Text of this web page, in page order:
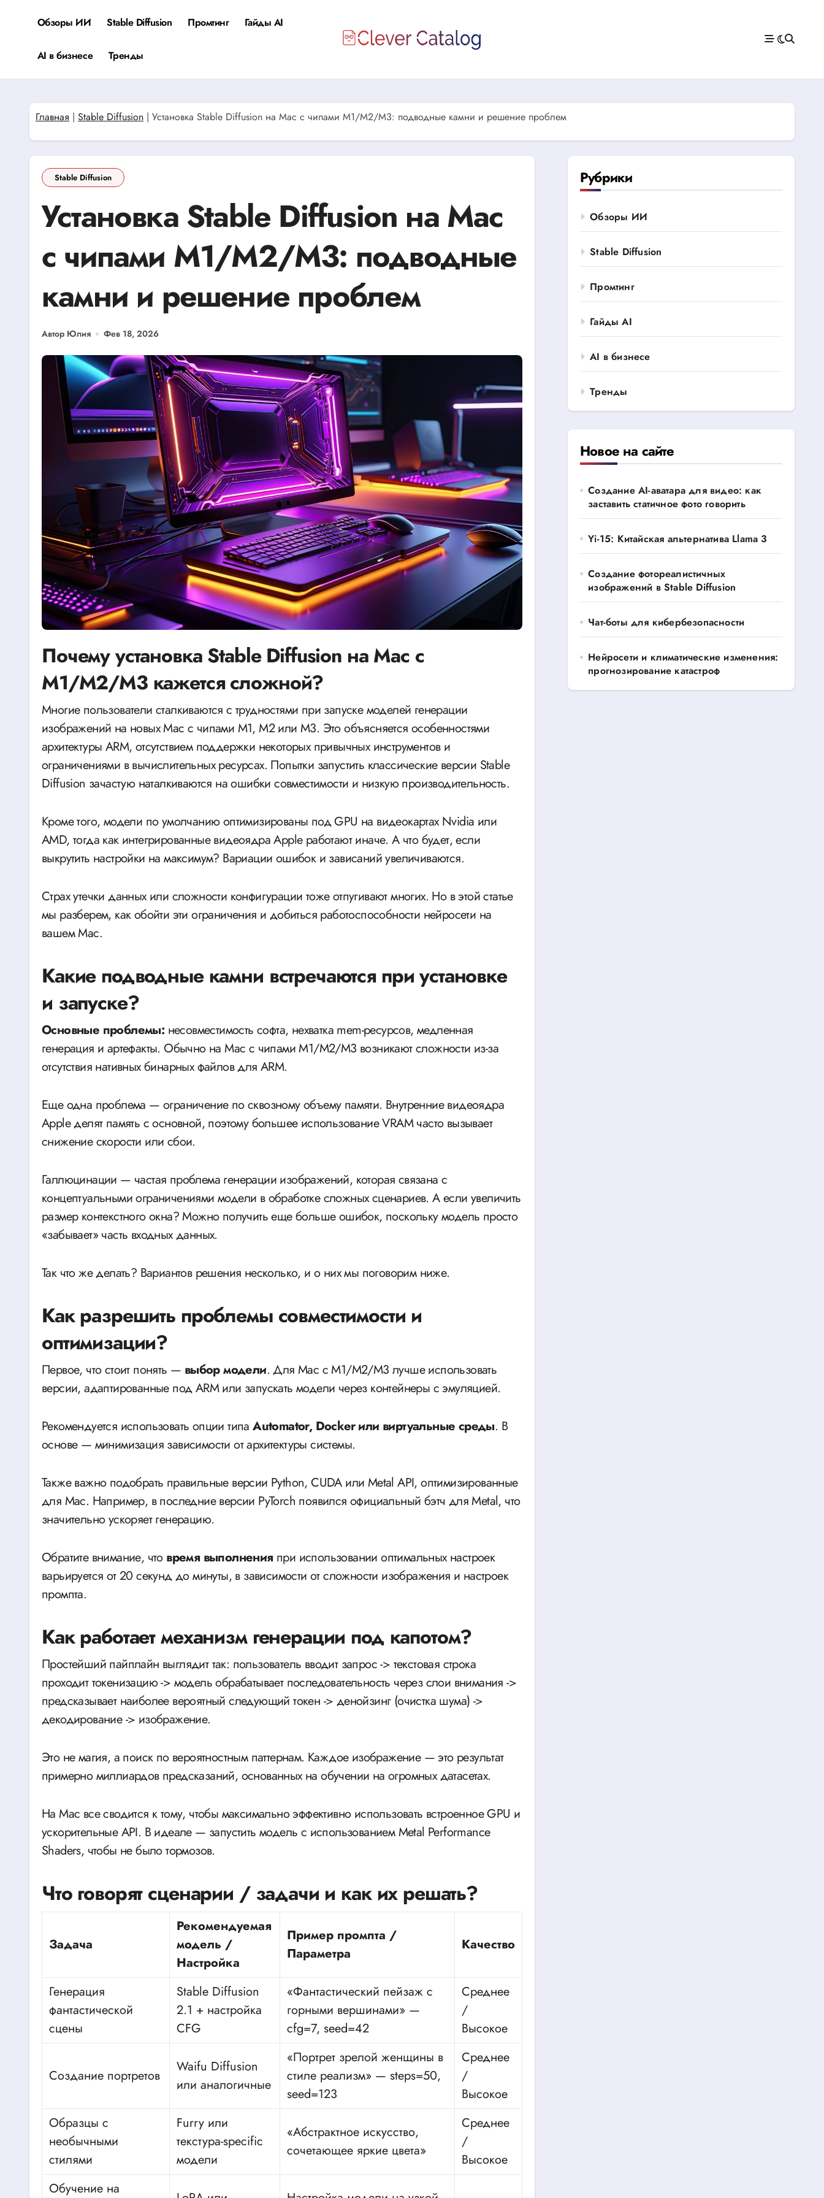
Обзоры ИИ Stable Diffusion Промтинг Гайды AI
AI в бизнесе Тренды
Главная | Stable Diffusion | Установка Stable Diffusion на Mac с чипами M1/M2/M3: подводные камни и решение проблем
Stable Diffusion
Установка Stable Diffusion на Mac
с чипами M1/M2/M3: подводные
камни и решение проблем
Автор Юлия Фев 18, 2026
Почему установка Stable Diffusion на Mac с
M1/M2/M3 кажется сложной?
Многие пользователи сталкиваются с трудностями при запуске моделей генерации
изображений на новых Mac с чипами M1, M2 или M3. Это объясняется особенностями
архитектуры ARM, отсутствием поддержки некоторых привычных инструментов и
ограничениями в вычислительных ресурсах. Попытки запустить классические версии Stable
Diffusion зачастую наталкиваются на ошибки совместимости и низкую производительность.
Кроме того, модели по умолчанию оптимизированы под GPU на видеокартах Nvidia или
AMD, тогда как интегрированные видеоядра Apple работают иначе. А что будет, если
выкрутить настройки на максимум? Вариации ошибок и зависаний увеличиваются.
Страх утечки данных или сложности конфигурации тоже отпугивают многих. Но в этой статье
мы разберем, как обойти эти ограничения и добиться работоспособности нейросети на
вашем Mac.
Какие подводные камни встречаются при установке
и запуске?
Основные проблемы: несовместимость софта, нехватка mem-ресурсов, медленная
генерация и артефакты. Обычно на Mac с чипами M1/M2/M3 возникают сложности из-за
отсутствия нативных бинарных файлов для ARM.
Еще одна проблема — ограничение по сквозному объему памяти. Внутренние видеоядра
Apple делят память с основной, поэтому большее использование VRAM часто вызывает
снижение скорости или сбои.
Галлюцинации — частая проблема генерации изображений, которая связана с
концептуальными ограничениями модели в обработке сложных сценариев. А если увеличить
размер контекстного окна? Можно получить еще больше ошибок, поскольку модель просто
«забывает» часть входных данных.
Так что же делать? Вариантов решения несколько, и о них мы поговорим ниже.
Как разрешить проблемы совместимости и
оптимизации?
Первое, что стоит понять — выбор модели. Для Mac с M1/M2/M3 лучше использовать
версии, адаптированные под ARM или запускать модели через контейнеры с эмуляцией.
Рекомендуется использовать опции типаAutomator, Docker или виртуальные среды. В
основе — минимизация зависимости от архитектуры системы.
Также важно подобрать правильные версии Python, CUDA или Metal API, оптимизированные
для Mac. Например, в последние версии PyTorch появился официальный бэтч для Metal, что
значительно ускоряет генерацию.
Обратите внимание, что время выполнения при использовании оптимальных настроек
варьируется от 20 секунд до минуты, в зависимости от сложности изображения и настроек
промпта.
Как работает механизм генерации под капотом?
Простейший пайплайн выглядит так: пользователь вводит запрос -> текстовая строка
проходит токенизацию -> модель обрабатывает последовательность через слои внимания ->
предсказывает наиболее вероятный следующий токен -> денойзинг (очистка шума) ->
декодирование -> изображение.
Это не магия, а поиск по вероятностным паттернам. Каждое изображение — это результат
примерно миллиардов предсказаний, основанных на обучении на огромных датасетах.
На Mac все сводится к тому, чтобы максимально эффективно использовать встроенное GPU и
ускорительные API. В идеале — запустить модель с использованием Metal Performance
Shaders, чтобы не было тормозов.
Что говорят сценарии / задачи и как их решать?
Задача
Рекомендуемая
модель /
Настройка
Пример промпта /
Параметра
Качество
Генерация
фантастической
сцены
Stable Diffusion
2.1 + настройка
CFG
«Фантастический пейзаж с
горными вершинами» —
cfg=7, seed=42
Среднее
/
Высокое
Создание портретов
Waifu Diffusion
или аналогичные
«Портрет зрелой женщины в
стиле реализм» — steps=50,
seed=123
Среднее
/
Высокое
Образцы с
необычными
стилями
Furry или
текстура-specific
модели
«Абстрактное искусство,
сочетающее яркие цвета»
Среднее
/
Высокое
Обучение на
Рубрики
Обзоры ИИ
Stable Diffusion
Промтинг
Гайды AI
AI в бизнесе
Тренды
Новое на сайте
Создание AI-аватара для видео: как
заставить статичное фото говорить
Yi-15: Китайская альтернатива Llama 3
Создание фотореалистичных
изображений в Stable Diffusion
Чат-боты для кибербезопасности
Нейросети и климатические изменения:
прогнозирование катастроф